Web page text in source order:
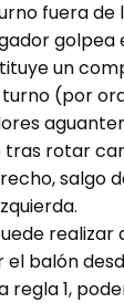
fuera de
golpea
un
(por
tras rotar
salgo
realizar
balón
regla 1,